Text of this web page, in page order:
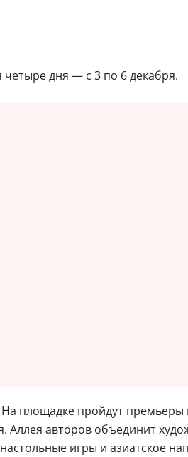
дня — с 3 по 6 декабря.
площадке пройдут
Аллея авторов объединит
игры и азиатское